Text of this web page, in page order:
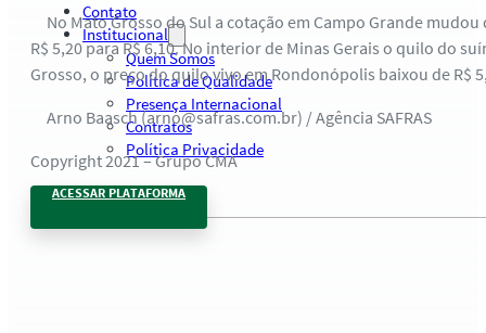
Contato
Institucional
Quem Somos
Política de Qualidade
Presença Internacional
Contratos
Política Privacidade
ACESSAR PLATAFORMA
No Mato Grosso do Sul a cotação em Campo Grande
R$ 5,20 para R$ 6,10. No interior de Minas Gerais o quilo do
Grosso, o preço do quilo vivo em Rondonópolis baixou de R$
Arno Baasch (arno@safras.com.br) / Agência SAFRAS
Copyright 2021 – Grupo CMA